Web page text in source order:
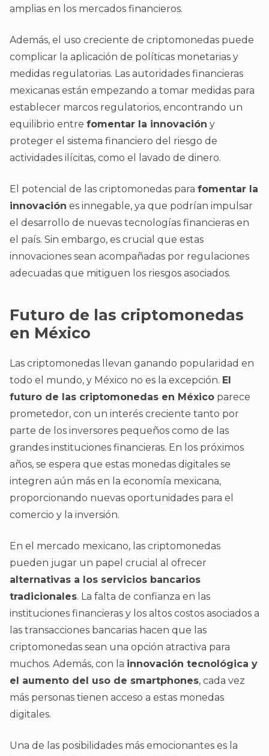
amplias en los mercados financieros.
Además, el uso creciente de criptomonedas puede
complicar la aplicación de políticas monetarias y
medidas regulatorias. Las autoridades financieras
mexicanas están empezando a tomar medidas para
establecer marcos regulatorios, encontrando un
equilibrio entre fomentar la innovación y
proteger el sistema financiero del riesgo de
actividades ilícitas, como el lavado de dinero.
El potencial de las criptomonedas para fomentar la
innovación es innegable, ya que podrían impulsar
el desarrollo de nuevas tecnologías financieras en
el país. Sin embargo, es crucial que estas
innovaciones sean acompañadas por regulaciones
adecuadas que mitiguen los riesgos asociados.
Futuro de las criptomonedas
en México
Las criptomonedas llevan ganando popularidad en
todo el mundo, y México no es la excepción. El
futuro de las criptomonedas en México parece
prometedor, con un interés creciente tanto por
parte de los inversores pequeños como de las
grandes instituciones financieras. En los próximos
años, se espera que estas monedas digitales se
integren aún más en la economía mexicana,
proporcionando nuevas oportunidades para el
comercio y la inversión.
En el mercado mexicano, las criptomonedas
pueden jugar un papel crucial al ofrecer
alternativas a los servicios bancarios
tradicionales. La falta de confianza en las
instituciones financieras y los altos costos asociados a
las transacciones bancarias hacen que las
criptomonedas sean una opción atractiva para
muchos. Además, con la innovación tecnológica y
el aumento del uso de smartphones, cada vez
más personas tienen acceso a estas monedas
digitales.
Una de las posibilidades más emocionantes es la